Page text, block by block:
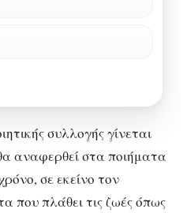
του
συλλογής γίνεται
αναφερθεί στα ποιήματα
σε εκείνο τον
που πλάθει τις ζωές όπως